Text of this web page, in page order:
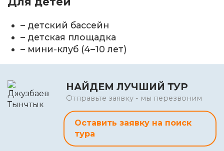
– детский бассейн
– детская площадка
– мини-клуб (4–10 лет)
НАЙДЕМ ЛУЧШИЙ ТУР
Отправьте заявку - мы перезвоним
Оставить заявку на поиск
тура